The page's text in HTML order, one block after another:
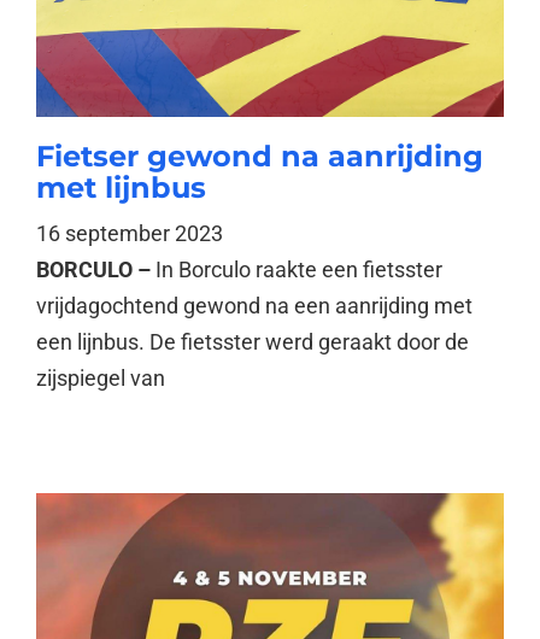
Fietser gewond na aanrijding
met lijnbus
16 september 2023
BORCULO – In Borculo raakte een fietsster
vrijdagochtend gewond na een aanrijding met
een lijnbus. De fietsster werd geraakt door de
zijspiegel van